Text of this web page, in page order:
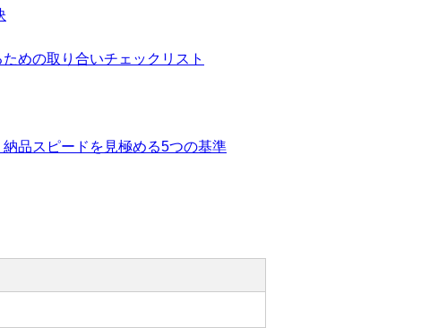
めの取り合いチェックリスト
品スピードを見極める5つの基準